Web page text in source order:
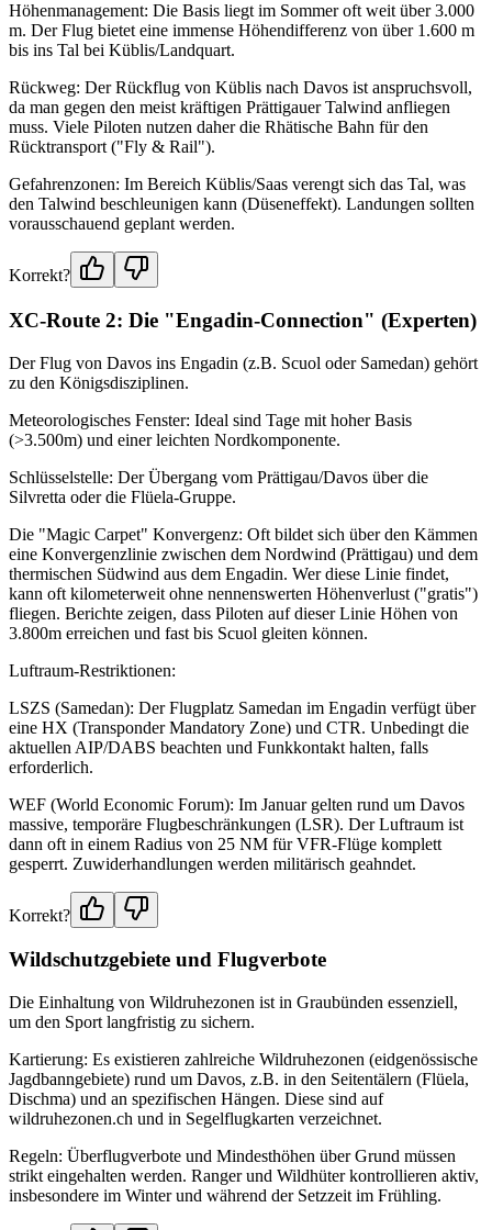
Höhenmanagement: Die Basis liegt im Sommer oft weit über 3.000
m. Der Flug bietet eine immense Höhendifferenz von über 1.600 m
bis ins Tal bei Küblis/Landquart.
Rückweg: Der Rückflug von Küblis nach Davos ist anspruchsvoll,
da man gegen den meist kräftigen Prättigauer Talwind anfliegen
muss. Viele Piloten nutzen daher die Rhätische Bahn für den
Rücktransport ("Fly & Rail").
Gefahrenzonen: Im Bereich Küblis/Saas verengt sich das Tal, was
den Talwind beschleunigen kann (Düseneffekt). Landungen sollten
vorausschauend geplant werden.
Korrekt?
XC-Route 2: Die "Engadin-Connection" (Experten)
Der Flug von Davos ins Engadin (z.B. Scuol oder Samedan) gehört
zu den Königsdisziplinen.
Meteorologisches Fenster: Ideal sind Tage mit hoher Basis
(>3.500m) und einer leichten Nordkomponente.
Schlüsselstelle: Der Übergang vom Prättigau/Davos über die
Silvretta oder die Flüela-Gruppe.
Die "Magic Carpet" Konvergenz: Oft bildet sich über den Kämmen
eine Konvergenzlinie zwischen dem Nordwind (Prättigau) und dem
thermischen Südwind aus dem Engadin. Wer diese Linie findet,
kann oft kilometerweit ohne nennenswerten Höhenverlust ("gratis")
fliegen. Berichte zeigen, dass Piloten auf dieser Linie Höhen von
3.800m erreichen und fast bis Scuol gleiten können.
Luftraum-Restriktionen:
LSZS (Samedan): Der Flugplatz Samedan im Engadin verfügt über
eine HX (Transponder Mandatory Zone) und CTR. Unbedingt die
aktuellen AIP/DABS beachten und Funkkontakt halten, falls
erforderlich.
WEF (World Economic Forum): Im Januar gelten rund um Davos
massive, temporäre Flugbeschränkungen (LSR). Der Luftraum ist
dann oft in einem Radius von 25 NM für VFR-Flüge komplett
gesperrt. Zuwiderhandlungen werden militärisch geahndet.
Korrekt?
Wildschutzgebiete und Flugverbote
Die Einhaltung von Wildruhezonen ist in Graubünden essenziell,
um den Sport langfristig zu sichern.
Kartierung: Es existieren zahlreiche Wildruhezonen (eidgenössische
Jagdbanngebiete) rund um Davos, z.B. in den Seitentälern (Flüela,
Dischma) und an spezifischen Hängen. Diese sind auf
wildruhezonen.ch und in Segelflugkarten verzeichnet.
Regeln: Überflugverbote und Mindesthöhen über Grund müssen
strikt eingehalten werden. Ranger und Wildhüter kontrollieren aktiv,
insbesondere im Winter und während der Setzzeit im Frühling.